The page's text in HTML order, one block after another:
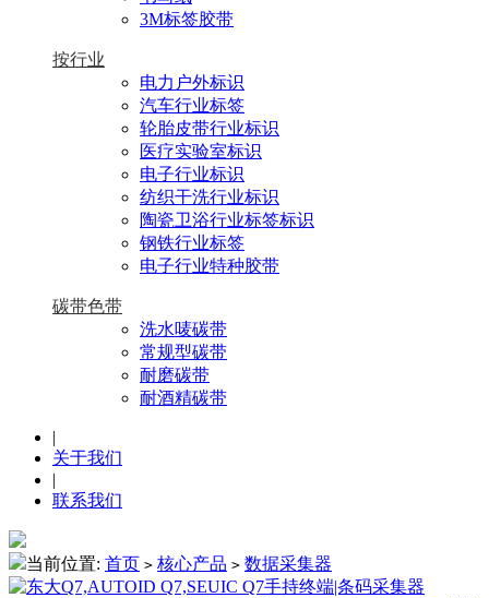
3M标签胶带
按行业
电力户外标识
汽车行业标签
轮胎皮带行业标识
医疗实验室标识
电子行业标识
纺织干洗行业标识
陶瓷卫浴行业标签标识
钢铁行业标签
电子行业特种胶带
碳带色带
洗水唛碳带
常规型碳带
耐磨碳带
耐酒精碳带
|
关于我们
|
联系我们
当前位置: 首页 > 核心产品 > 数据采集器